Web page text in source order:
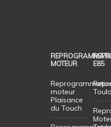
MOTEUR
moteur
Plaisance
du Touch
E85